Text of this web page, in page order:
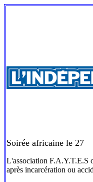
Soirée africaine le 27
L'association F.A.Y.T.E.S
après incarcération ou